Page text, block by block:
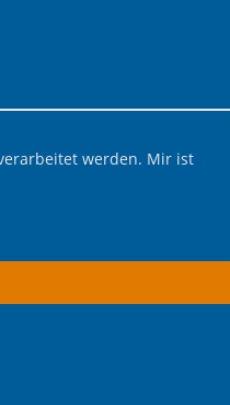
werden. Mir ist